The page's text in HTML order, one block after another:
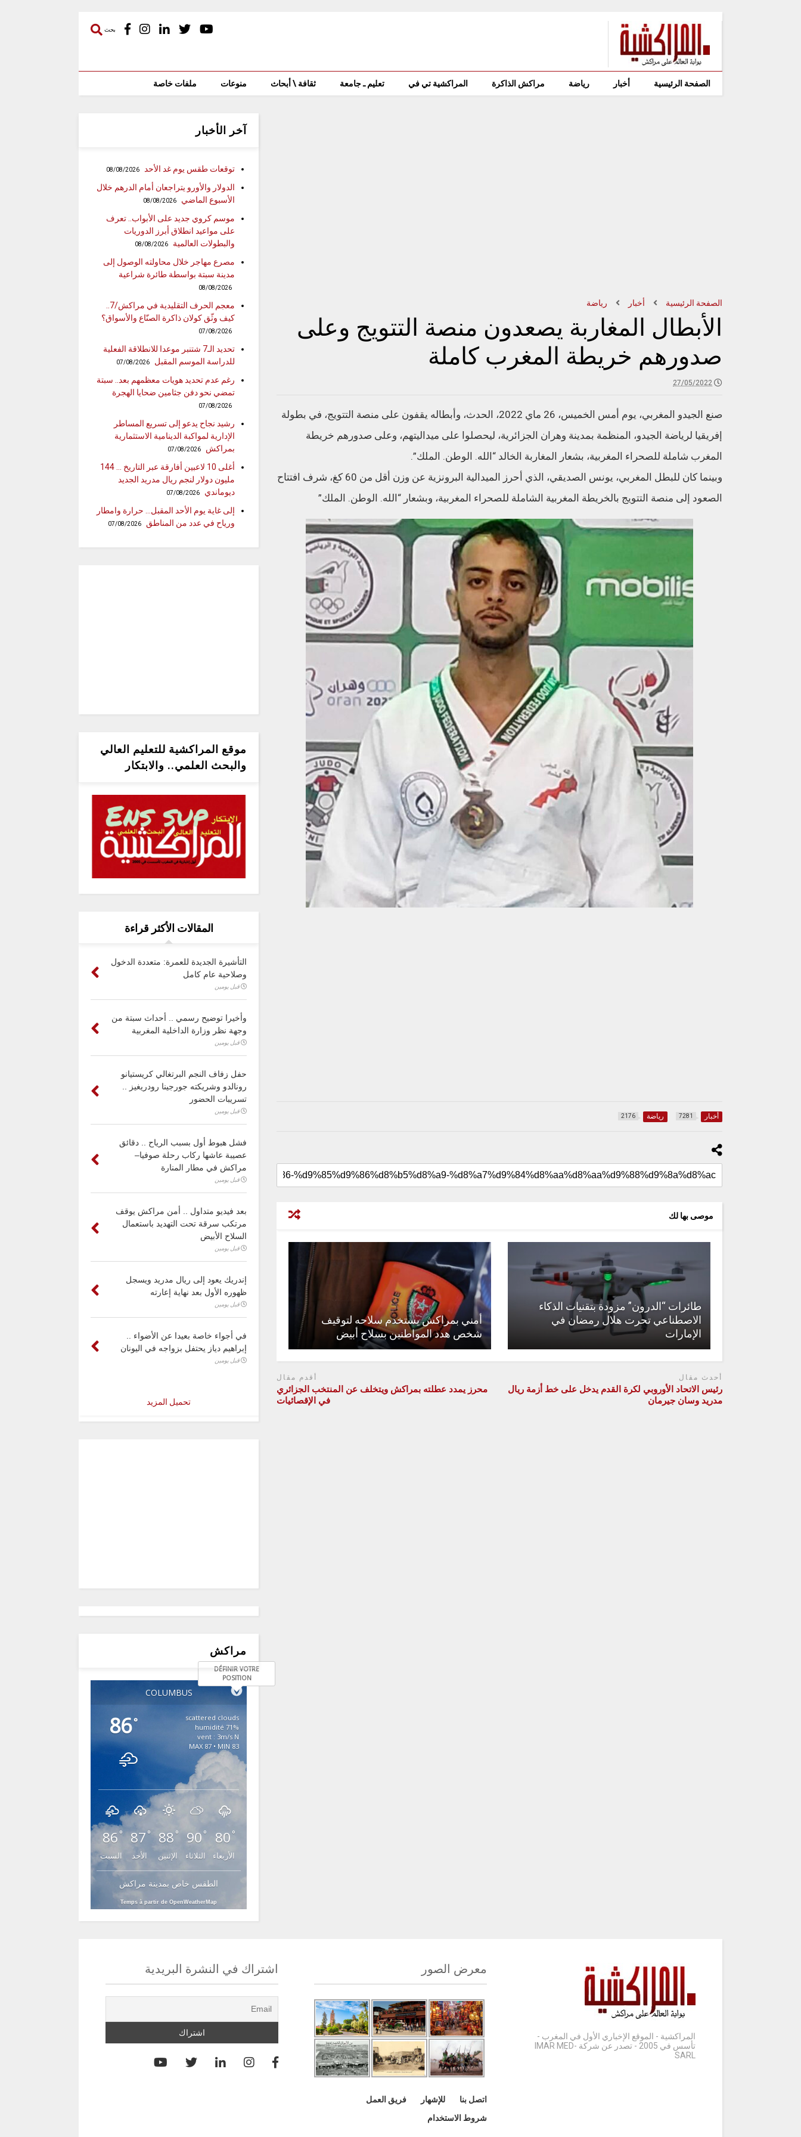
بحث
الصفحة الرئيسية أخبار رياضة مراكش الذاكرة المراكشية تي في تعليم ـ جامعة ثقافة \ أبحاث منوعات ملفات خاصة
الصفحة الرئيسية أخبار رياضة
الأبطال المغاربة يصعدون منصة التتويج وعلى
صدورهم خريطة المغرب كاملة
27/05/2022
صنع الجيدو المغربي، يوم أمس الخميس، 26 ماي 2022، الحدث، وأبطاله يقفون على منصة التتويج، في بطولة
إفريقيا لرياضة الجيدو، المنظمة بمدينة وهران الجزائرية، ليحصلوا على ميداليتهم، وعلى صدورهم خريطة
المغرب شاملة للصحراء المغربية، بشعار المغاربة الخالد “الله. الوطن. الملك”.
وبينما كان للبطل المغربي، يونس الصديقي، الذي أحرز الميدالية البرونزية عن وزن أقل من 60 كغ، شرف افتتاح
الصعود إلى منصة التتويج بالخريطة المغربية الشاملة للصحراء المغربية، وبشعار “الله. الوطن. الملك”
أخبار 7281 رياضة 2176
موصى بها لك
طائرات “الدرون” مزودة بتقنيات الذكاء
الاصطناعي تحرت هلال رمضان في
الإمارات
أمني بمراكش يستخدم سلاحه لتوقيف
شخص هدد المواطنين بسلاح أبيض
أحدث مقال
رئيس الاتحاد الأوروبي لكرة القدم يدخل على خط أزمة ريال
مدريد وسان جيرمان
أقدم مقال
محرز يمدد عطلته بمراكش ويتخلف عن المنتخب الجزائري
في الإقصائيات
آخر الأخبار
توقعات طقس يوم غد الأحد 08/08/2026
الدولار والأورو يتراجعان أمام الدرهم خلال
الأسبوع الماضي
08/08/2026
موسم كروي جديد على الأبواب.. تعرف
على مواعيد انطلاق أبرز الدوريات
والبطولات العالمية
08/08/2026
مصرع مهاجر خلال محاولته الوصول إلى
مدينة سبتة بواسطة طائرة شراعية
08/08/2026
معجم الحرف التقليدية في مراكش/7..
كيف وثّق كولان ذاكرة الصنّاع والأسواق؟
07/08/2026
تحديد الـ7 شتنبر موعدا للانطلاقة الفعلية
للدراسة الموسم المقبل
07/08/2026
رغم عدم تحديد هويات معظمهم بعد.. سبتة
تمضي نحو دفن جثامين ضحايا الهجرة
07/08/2026
رشيد نجاح يدعو إلى تسريع المساطر
الإدارية لمواكبة الدينامية الاستثمارية
بمراكش
07/08/2026
أغلى 10 لاعبين أفارقة عبر التاريخ … 144
مليون دولار لنجم ريال مدريد الجديد
ديوماندي
07/08/2026
إلى غاية يوم الأحد المقبل… حرارة وامطار
ورياح في عدد من المناطق
07/08/2026
موقع المراكشية للتعليم العالي
والبحث العلمي.. والابتكار
المقالات الأكثر قراءة
التأشيرة الجديدة للعمرة: متعددة الدخول
وصلاحية عام كامل
قبل يومين
وأخيرا توضيح رسمي .. أحداث سبتة من
وجهة نظر وزارة الداخلية المغربية
قبل يومين
حفل زفاف النجم البرتغالي كريستيانو
رونالدو وشريكته جورجينا رودريغيز ..
تسريبات الحضور
قبل يومين
فشل هبوط أول بسبب الرياح .. دقائق
عصيبة عاشها ركاب رحلة صوفيا–
مراكش في مطار المنارة
قبل يومين
بعد فيديو متداول .. أمن مراكش يوقف
مرتكب سرقة تحت التهديد باستعمال
السلاح الأبيض
قبل يومين
إندريك يعود إلى ريال مدريد ويسجل
ظهوره الأول بعد نهاية إعارته
قبل يومين
في أجواء خاصة بعيدا عن الأضواء ..
إبراهيم دياز يحتفل بزواجه في اليونان
قبل يومين
تحميل المزيد
مراكش
COLUMBUS
DÉFINIR VOTRE
POSITION
86°
scattered clouds
71% humidité
vent : 3m/s N
MAX 87 • MIN 83
86 °
السبت
87 °
الأحد
88 °
الإثنين
90 °
الثلاثاء
80 °
الأربعاء
الطقس خاص بمدينة مراكش
Temps à partir de OpenWeatherMap
المراكشية - الموقع الإخباري الأول في المغرب -
تأسس في 2005 - تصدر عن شركة IMAR MED-
SARL
معرض الصور
اتصل بنا للإشهار
فريق العمل
شروط الاستخدام
اشتراك في النشرة البريدية